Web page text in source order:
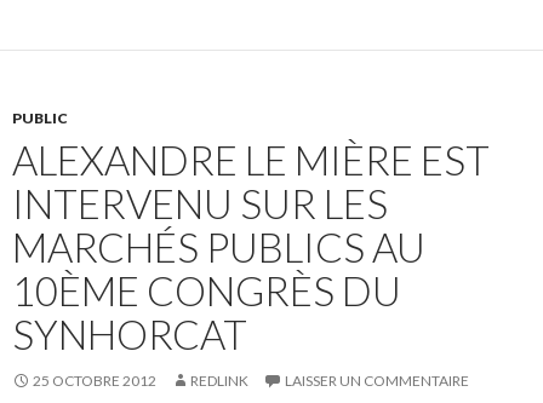
PUBLIC
ALEXANDRE LE MIÈRE EST
INTERVENU SUR LES
MARCHÉS PUBLICS AU
10ÈME CONGRÈS DU
SYNHORCAT
25 OCTOBRE 2012 REDLINK LAISSER UN COMMENTAIRE